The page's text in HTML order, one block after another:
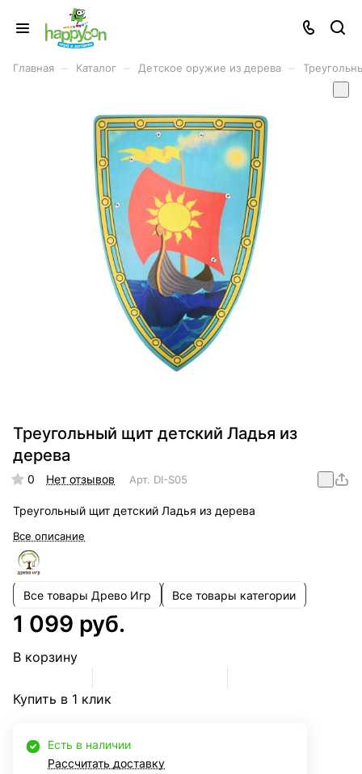
Главная Каталог Детское оружие из дерева
Треугольный щит детский Ладья из
дерева
0 Нет отзывов Арт. DI-S05
Треугольный щит детский Ладья из дерева
Все описание
Все товары Древо Игр Все товары категории
1 099 руб.
В корзину
Купить в 1 клик
Есть в наличии
Рассчитать доставку